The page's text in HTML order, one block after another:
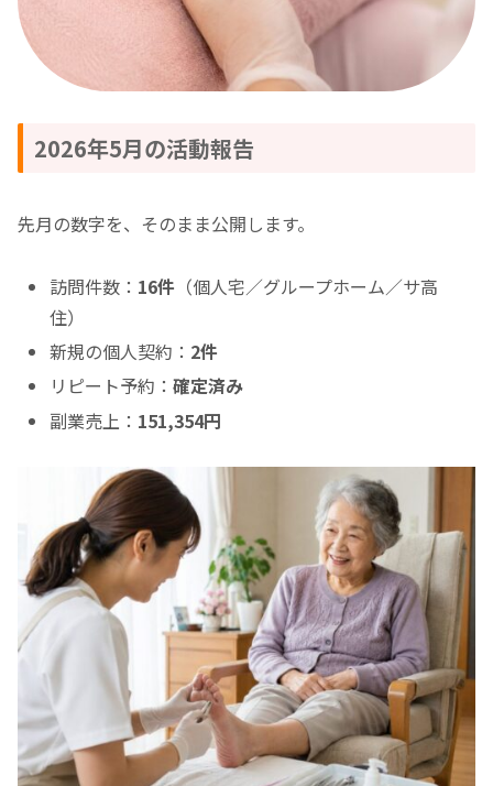
2026年5月の活動報告
先月の数字を、そのまま公開します。
訪問件数： 16件 （個人宅／グループホーム／サ高
住）
新規の個人契約： 2件
リピート予約：確定済み
副業売上： 151,354円